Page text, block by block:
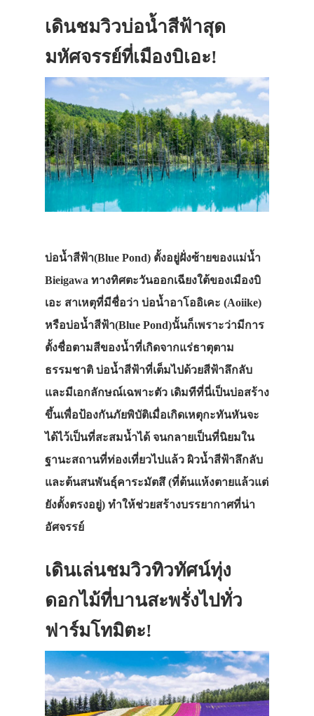
เดินชมวิวบ่อน้ำสีฟ้าสุด
มหัศจรรย์ที่เมืองบิเอะ!
บ่อน้ำสีฟ้า(Blue Pond) ตั้งอยู่ฝั่งซ้ายของแม่น้ำ
Bieigawa ทางทิศตะวันออกเฉียงใต้ของเมืองบิ
เอะ สาเหตุที่มีชื่อว่า บ่อน้ำอาโออิเคะ (Aoiike)
หรือบ่อน้ำสีฟ้า(Blue Pond)นั้นก็เพราะว่ามีการ
ตั้งชื่อตามสีของน้ำที่เกิดจากแร่ธาตุตาม
ธรรมชาติ บ่อน้ำสีฟ้าที่เต็มไปด้วยสีฟ้าลึกลับ
และมีเอกลักษณ์เฉพาะตัว เดิมทีที่นี่เป็นบ่อสร้าง
ขึ้นเพื่อป้องกันภัยพิบัติเมื่อเกิดเหตุกะทันหันจะ
ได้ไว้เป็นที่สะสมน้ำได้ จนกลายเป็นที่นิยมใน
ฐานะสถานที่ท่องเที่ยวไปแล้ว ผิวน้ำสีฟ้าลึกลับ
และต้นสนพันธุ์คาระมัตสึ (ที่ต้นแห้งตายแล้วแต่
ยังตั้งตรงอยู่) ทำให้ช่วยสร้างบรรยากาศที่น่า
อัศจรรย์
เดินเล่นชมวิวทิวทัศน์ทุ่ง
ดอกไม้ที่บานสะพรั่งไปทั่ว
ฟาร์มโทมิตะ!